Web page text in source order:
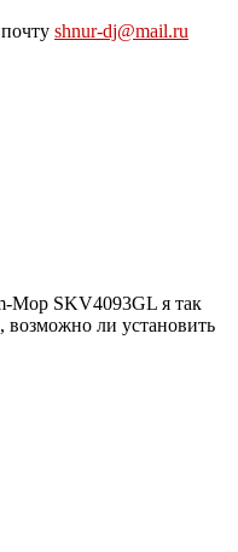
shnur-dj@mail.ru
Mop SKV4093GL я так
ли установить